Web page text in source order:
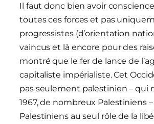
Il faut donc bien avoir
toutes ces forces et pas
progressistes (d’orientation
vaincus et là encore pour des
montré que le fer de lance de
capitaliste impérialiste. Cet
pas seulement palestinien – qui
1967, de nombreux Palestiniens
Palestiniens au seul rôle de la